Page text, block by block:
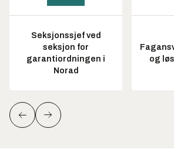
Seksjonssjef ved
seksjon for
garantiordningen i
Norad
og